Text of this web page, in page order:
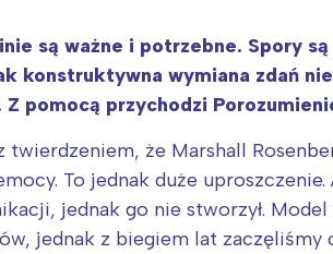
są ważne i potrzebne. Spory
wymiana zdań
pomocą przychodzi
że Marshall
To jednak duże
jednak go nie stworzył.
jednak z biegiem lat zaczęliśmy